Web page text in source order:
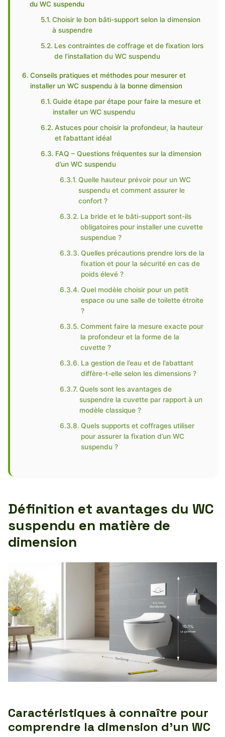
du WC suspendu
Choisir le bon bâti-support selon la dimension
à suspendre
Les contraintes de coffrage et de fixation lors
de l’installation du WC suspendu
Conseils pratiques et méthodes pour mesurer et
installer un WC suspendu à la bonne dimension
Guide étape par étape pour faire la mesure et
installer un WC suspendu
Astuces pour choisir la profondeur, la hauteur
et l’abattant idéal
FAQ – Questions fréquentes sur la dimension
d’un WC suspendu
Quelle hauteur prévoir pour un WC
suspendu et comment assurer le
confort ?
La bride et le bâti-support sont-ils
obligatoires pour installer une cuvette
suspendue ?
Quelles précautions prendre lors de la
fixation et pour la sécurité en cas de
poids élevé ?
Quel modèle choisir pour un petit
espace ou une salle de toilette étroite
?
Comment faire la mesure exacte pour
la profondeur et la forme de la
cuvette ?
La gestion de l’eau et de l’abattant
diffère-t-elle selon les dimensions ?
Quels sont les avantages de
suspendre la cuvette par rapport à un
modèle classique ?
Quels supports et coffrages utiliser
pour assurer la fixation d’un WC
suspendu ?
Définition et avantages du WC
suspendu en matière de
dimension
Caractéristiques à connaître pour
comprendre la dimension d’un WC